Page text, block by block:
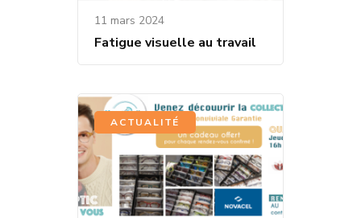
11 mars 2024
Fatigue visuelle au travail
ACTUALITÉ